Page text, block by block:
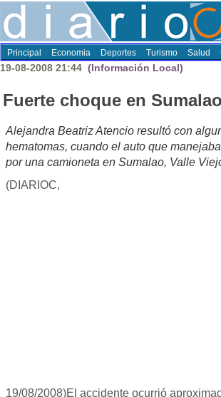
Principal Economia Deportes Turismo Salud
19-08-2008 21:44 (Información Local)
Fuerte choque en Sumalao
Alejandra Beatriz Atencio resultó con
hematomas, cuando el auto que
por una camioneta en Sumalao, Valle
(DIARIOC,
19/08/2008)El accidente ocurrió